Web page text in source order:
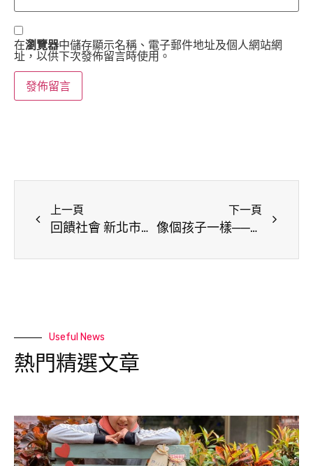
在瀏覽器中儲存顯示名稱、電子郵件地址及個人網站網
址，以供下次發佈留言時使用。
上一頁
回饋社會 新北市視障愛心協會愛心義按為長者紓壓
下一頁
像個孩子一樣──華梵創意沙發社計畫者 盧蕾安的藝文視野 與「渾然天成」的傻氣
Useful News
熱門精選文章